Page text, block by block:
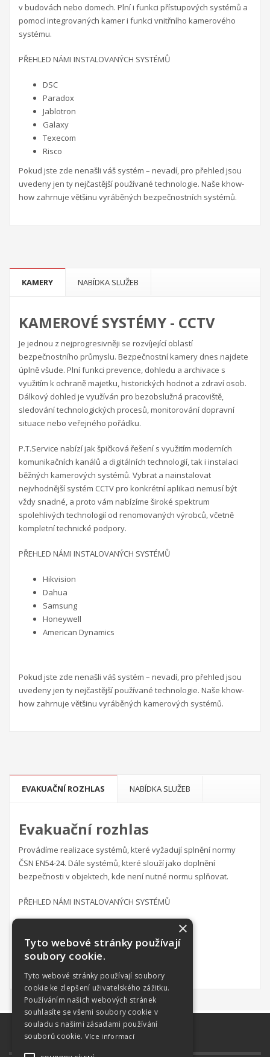
v budovách nebo domech. Plní i funkci přístupových systémů a
pomocí integrovaných kamer i funkci vnitřního kamerového
systému.
PŘEHLED NÁMI INSTALOVANÝCH SYSTÉMŮ
DSC
Paradox
Jablotron
Galaxy
Texecom
Risco
Pokud jste zde nenašli váš systém – nevadí, pro přehled jsou
uvedeny jen ty nejčastější používané technologie. Naše khow-
how zahrnuje většinu vyráběných bezpečnostních systémů.
KAMERY NABÍDKA SLUŽEB
KAMEROVÉ SYSTÉMY - CCTV
Je jednou z nejprogresivněji se rozvíjející oblastí
bezpečnostního průmyslu. Bezpečnostní kamery dnes najdete
úplně všude. Plní funkci prevence, dohledu a archivace s
využitím k ochraně majetku, historických hodnot a zdraví osob.
Dálkový dohled je využíván pro bezobslužná pracoviště,
sledování technologických procesů, monitorování dopravní
situace nebo veřejného pořádku.
P.T.Service nabízí jak špičková řešení s využitím moderních
komunikačních kanálů a digitálních technologií, tak i instalaci
běžných kamerových systémů. Vybrat a nainstalovat
nejvhodnější systém CCTV pro konkrétní aplikaci nemusí být
vždy snadné, a proto vám nabízíme široké spektrum
spolehlivých technologií od renomovaných výrobců, včetně
kompletní technické podpory.
PŘEHLED NÁMI INSTALOVANÝCH SYSTÉMŮ
Hikvision
Dahua
Samsung
Honeywell
American Dynamics
Pokud jste zde nenašli váš systém – nevadí, pro přehled jsou
uvedeny jen ty nejčastější používané technologie. Naše khow-
how zahrnuje většinu vyráběných kamerových systémů.
EVAKUAČNÍ ROZHLAS NABÍDKA SLUŽEB
Evakuační rozhlas
Provádíme realizace systémů, které vyžadují splnění normy
ČSN EN54-24. Dále systémů, které slouží jako doplnění
bezpečnosti v objektech, kde není nutné normu splňovat.
PŘEHLED NÁMI INSTALOVANÝCH SYSTÉMŮ
Dexon
Apart
×
Tyto webové stránky používají
soubory cookie.
Tyto webové stránky používají soubory
cookie ke zlepšení uživatelského zážitku.
Používáním našich webových stránek
souhlasíte se všemi soubory cookie v
souladu s našimi zásadami používání
souborů cookie. Více informací